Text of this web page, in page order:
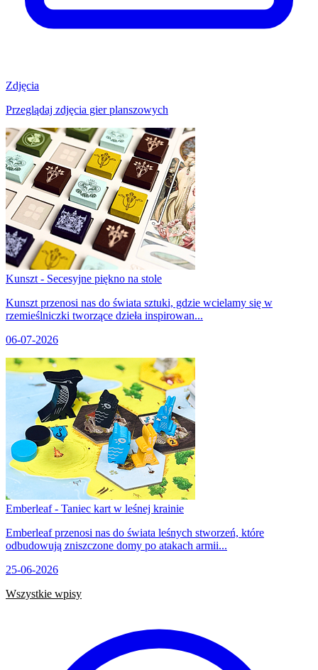
Zdjęcia
Przeglądaj zdjęcia gier planszowych
Kunszt - Secesyjne piękno na stole
Kunszt przenosi nas do świata sztuki, gdzie wcielamy się w
rzemieślniczki tworzące dzieła inspirowan...
06-07-2026
Emberleaf - Taniec kart w leśnej krainie
Emberleaf przenosi nas do świata leśnych stworzeń, które
odbudowują zniszczone domy po atakach armii...
25-06-2026
Wszystkie wpisy